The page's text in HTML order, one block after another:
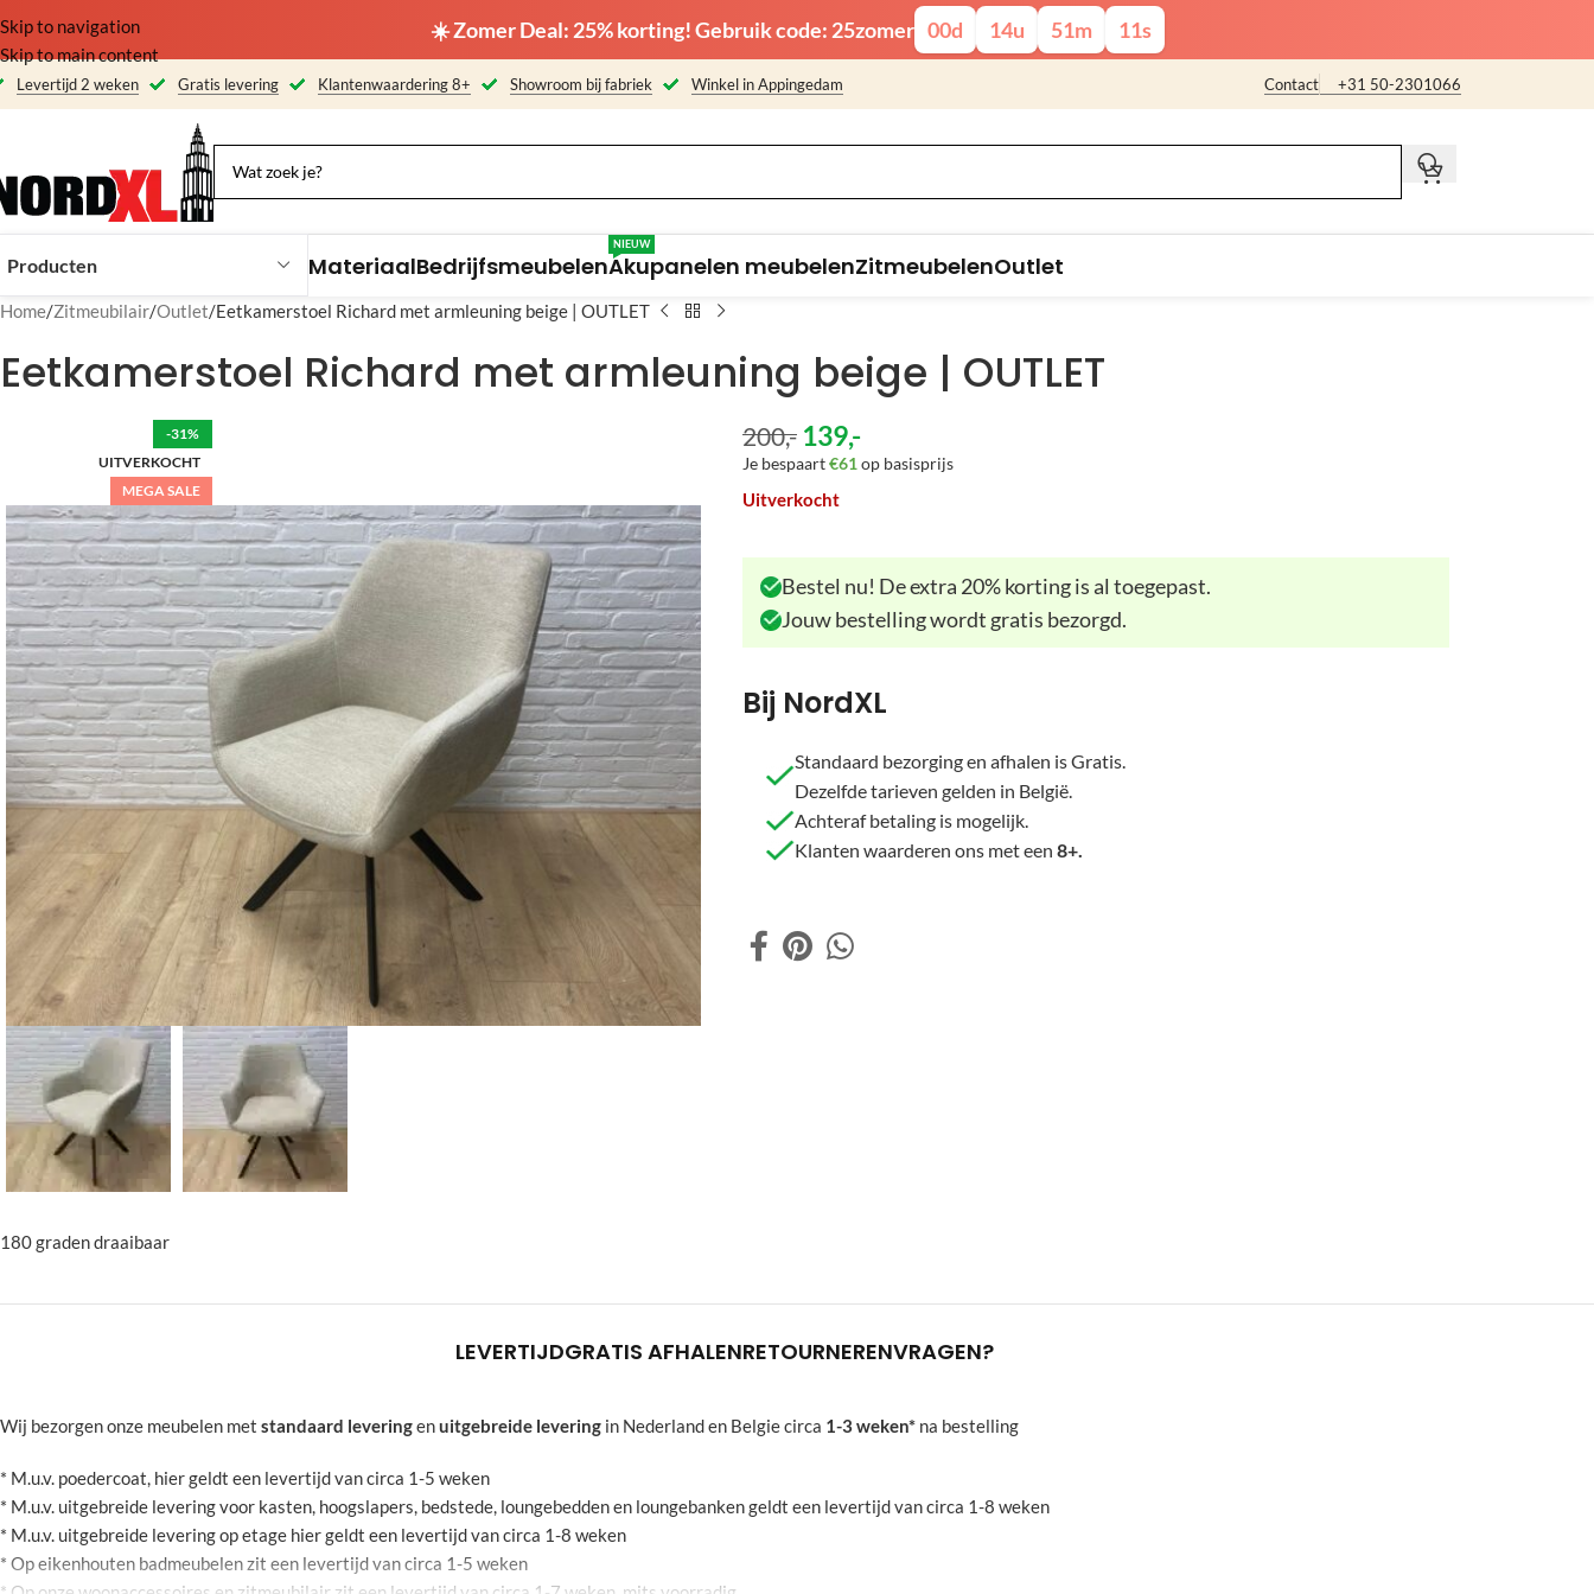
☀️ Zomer Deal: 25% korting! Gebruik code: 25zomer 00d 14u 51m 10s
Skip to navigation
Skip to main content
Levertijd 2 weken Gratis levering Klantenwaardering 8+ Showroom bij fabriek Winkel in Appingedam Contact +31 50-2301066
Producten MateriaalBedrijfsmeubelenAkupanelen meubelen
NIEUW
ZitmeubelenOutlet
Home Zitmeubilair Outlet Eetkamerstoel Richard met armleuning beige | OUTLET
Eetkamerstoel Richard met armleuning beige | OUTLET
-31%
UITVERKOCHT
MEGA SALE
180 graden draaibaar
200,- 139,-
Je bespaart€61 op basisprijs
Uitverkocht
Bestel nu! De extra 20% korting is al toegepast.
Jouw bestelling wordt gratis bezorgd.
Bij NordXL
Standaard bezorging en afhalen is Gratis.
Dezelfde tarieven gelden in België.
Achteraf betaling is mogelijk.
Klanten waarderen ons met een 8+.
LEVERTIJDGRATIS AFHALENRETOURNERENVRAGEN?
Wij bezorgen onze meubelen met standaard leveringenuitgebreide levering in Nederland en Belgie circa 1-3 weken* na bestelling
* M.u.v. poedercoat, hier geldt een levertijd van circa 1-5 weken
* M.u.v. uitgebreide levering voor kasten, hoogslapers, bedstede, loungebedden en loungebanken geldt een levertijd van circa 1-8 weken
* M.u.v. uitgebreide levering op etage hier geldt een levertijd van circa 1-8 weken
* Op eikenhouten badmeubelen zit een levertijd van circa 1-5 weken